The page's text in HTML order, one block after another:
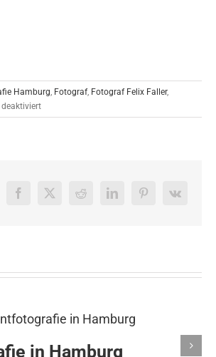
Hamburg, Fotograf, Fotograf Felix Faller,
für
Werbefotografie
Facebook
X Reddit LinkedInPinterest
Vk
in Hamburg